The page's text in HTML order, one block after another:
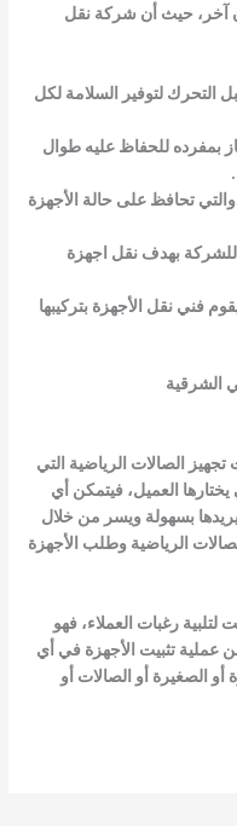
آخر، حيث أن شركة نقل
التحرك لتوفير السلامة لكل
بمفرده للحفاظ عليه طوال
تحافظ على حالة الأجهزة
للشركة بهدف نقل اجهزة
فني نقل الأجهزة بتركيبها
الشرقية
الصالات الرياضية التي
يختارها العميل، فيتمكن أي
بسهولة ويسر من خلال
الرياضية وطلب الأجهزة
رغبات العملاء، فهو
عملية تثبيت الأجهزة في أي
الصغيرة أو الصالات أو